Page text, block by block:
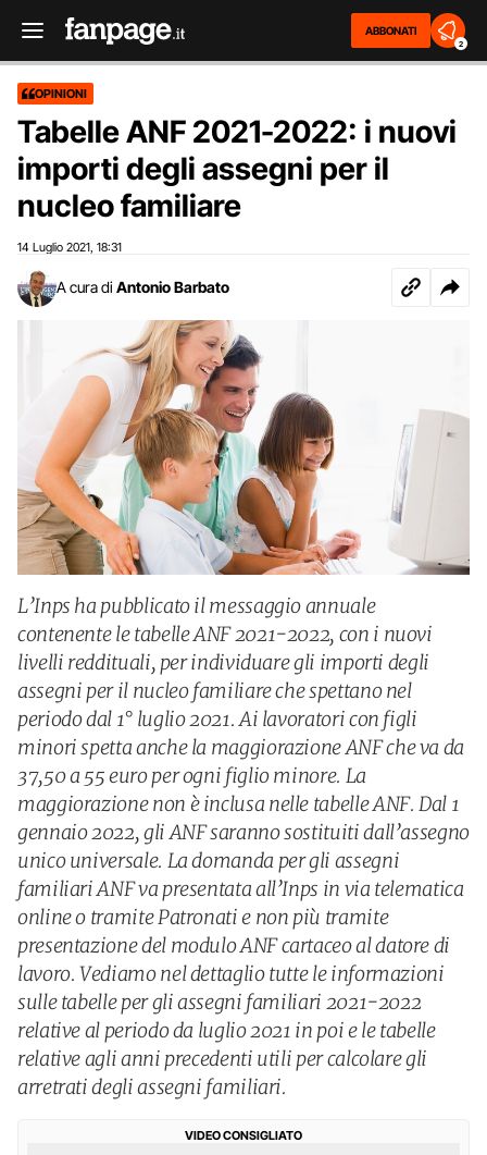
ABBONATI
2
OPINIONI
Tabelle ANF 2021-2022: i nuovi
importi degli assegni per il
nucleo familiare
14 Luglio 2021 18:31
A cura di Antonio Barbato
L’Inps ha pubblicato il messaggio annuale
contenente le tabelle ANF 2021-2022, con i nuovi
livelli reddituali, per individuare gli importi degli
assegni per il nucleo familiare che spettano nel
periodo dal 1° luglio 2021. Ai lavoratori con figli
minori spetta anche la maggiorazione ANF che va da
37,50 a 55 euro per ogni figlio minore. La
maggiorazione non è inclusa nelle tabelle ANF. Dal 1
gennaio 2022, gli ANF saranno sostituiti dall’assegno
unico universale. La domanda per gli assegni
familiari ANF va presentata all’Inps in via telematica
online o tramite Patronati e non più tramite
presentazione del modulo ANF cartaceo al datore di
lavoro. Vediamo nel dettaglio tutte le informazioni
sulle tabelle per gli assegni familiari 2021-2022
relative al periodo da luglio 2021 in poi e le tabelle
relative agli anni precedenti utili per calcolare gli
arretrati degli assegni familiari.
VIDEO CONSIGLIATO